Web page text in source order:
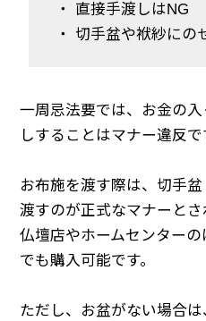
・ 直接手渡しはNG
・ 切手盆や袱紗にの
一周忌法要では、お金の
しすることはマナー違反で
お布施を渡す際は、切手
渡すのが正式なマナーとさ
仏壇店やホームセンター
でも購入可能です。
ただし、お盆がない場合